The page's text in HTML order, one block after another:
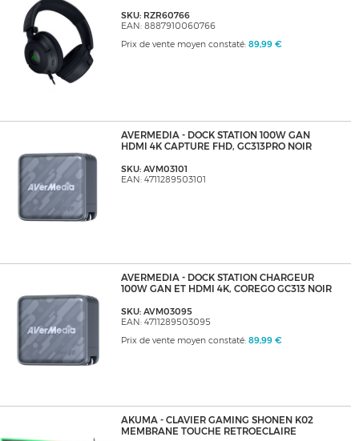
SKU: RZR60766
EAN: 8887910060766
Prix de vente moyen constaté: 89,99 €
AVERMEDIA - DOCK STATION 100W GAN
HDMI 4K CAPTURE FHD, GC313PRO NOIR
SKU: AVM03101
EAN: 4711289503101
AVERMEDIA - DOCK STATION CHARGEUR
100W GAN ET HDMI 4K, COREGO GC313 NOIR
SKU: AVM03095
EAN: 4711289503095
Prix de vente moyen constaté: 89,99 €
AKUMA - CLAVIER GAMING SHONEN K02
MEMBRANE TOUCHE RETROECLAIRE